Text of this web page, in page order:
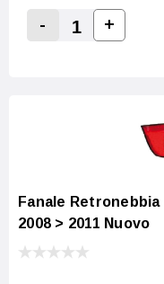
Decrease
- +
Fanale
2008 > 2011 Nuovo